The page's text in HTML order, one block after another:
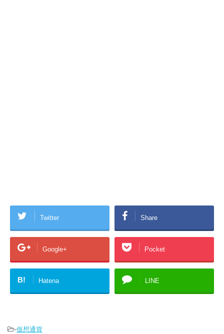
Twitter Share
Google+ Pocket
B! Hatena LINE
-仮想通貨